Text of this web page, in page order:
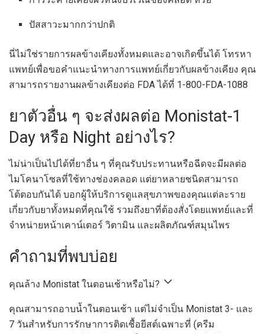
ปัสสาวะมากกว่าปกติ
นี่ไม่ใช่รายการผลข้างเคียงทั้งหมดและอาจเกิดขึ้นได้ โทรหา
แพทย์เพื่อขอคำแนะนำทางการแพทย์เกี่ยวกับผลข้างเคียง คุณ
สามารถรายงานผลข้างเคียงต่อ FDA ได้ที่ 1-800-FDA-1088
ยาตัวอื่น ๆ จะส่งผลต่อ Monistat-1
Day หรือ Night อย่างไร?
ไม่น่าเป็นไปได้ที่ยาอื่น ๆ ที่คุณรับประทานหรือฉีดจะมีผลต่อ
ไมโคนาโซลที่ใช้ทางช่องคลอด แต่ยาหลายชนิดสามารถ
โต้ตอบกันได้ บอกผู้ให้บริการดูแลสุขภาพของคุณแต่ละราย
เกี่ยวกับยาทั้งหมดที่คุณใช้ รวมถึงยาที่ต้องสั่งโดยแพทย์และที่
จำหน่ายหน้าเคาน์เตอร์ วิตามิน และผลิตภัณฑ์สมุนไพร
คำถามที่พบบ่อย
คุณล้าง Monistat ในตอนเช้าหรือไม่?
คุณสามารถอาบน้ำในตอนเช้า แต่ไม่จำเป็น Monistat 3- และ
7 วันสำหรับการรักษาการติดเชื้อยีสต์เฉพาะที่ (ครีม